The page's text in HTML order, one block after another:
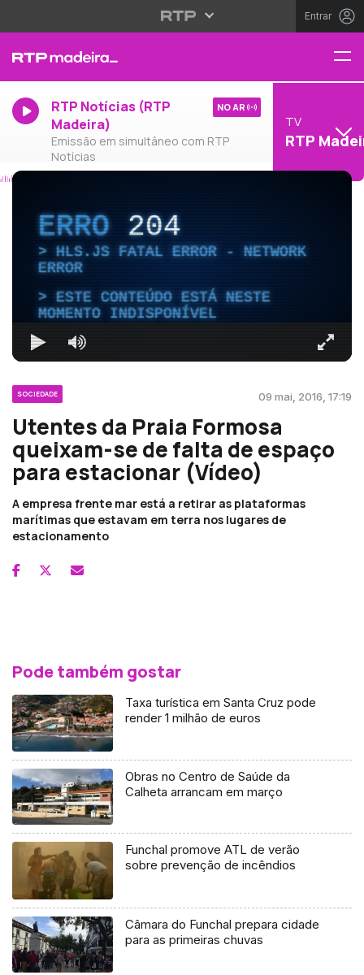
Entrar
RTP Notícias (RTP
Madeira)
Emissão em simultâneo com RTP
Notícias
NO AR
TV
RTP
ERRO204
HLS.JS FATAL ERROR - NETWORK
ERROR
ESTE CONTEÚDO ESTÁ NESTE
MOMENTO INDISPONÍVEL
SOCIEDADE 09 mai, 2016, 17:19
Utentes da Praia Formosa
queixam-se de falta de espaço
para estacionar (Vídeo)
A empresa frente mar está a retirar as plataformas
marítimas que estavam em terra nos lugares de
estacionamento
Pode também gostar
Taxa turística em Santa Cruz pode
render 1 milhão de euros
Obras no Centro de Saúde da
Calheta arrancam em março
Funchal promove ATL de verão
sobre prevenção de incêndios
Câmara do Funchal prepara cidade
para as primeiras chuvas